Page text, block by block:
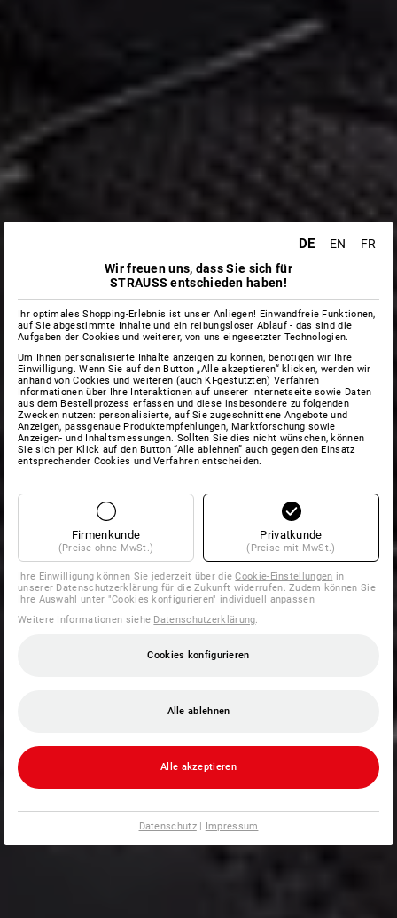
DE EN
FR
Wir freuen uns, dass Sie sich für
STRAUSS entschieden haben!
Ihr optimales Shopping-Erlebnis ist unser Anliegen! Einwandfreie Funktionen,
auf Sie abgestimmte Inhalte und ein reibungsloser Ablauf - das sind die
Aufgaben der Cookies und weiterer, von uns eingesetzter Technologien.
Um Ihnen personalisierte Inhalte anzeigen zu können, benötigen wir Ihre
Einwilligung. Wenn Sie auf den Button „Alle akzeptieren“ klicken, werden wir
anhand von Cookies und weiteren (auch KI-gestützten) Verfahren
Informationen über Ihre Interaktionen auf unserer Internetseite sowie Daten
aus dem Bestellprozess erfassen und diese insbesondere zu folgenden
Zwecken nutzen: personalisierte, auf Sie zugeschnittene Angebote und
Anzeigen, passgenaue Produktempfehlungen, Marktforschung sowie
Anzeigen- und Inhaltsmessungen. Sollten Sie dies nicht wünschen, können
Sie sich per Klick auf den Button “Alle ablehnen” auch gegen den Einsatz
entsprechender Cookies und Verfahren entscheiden.
Firmenkunde
(Preise ohne MwSt.)
Privatkunde
(Preise mit MwSt.)
Ihre Einwilligung können Sie jederzeit über dieCookie-Einstellungen in
unserer Datenschutzerklärung für die Zukunft widerrufen. Zudem können Sie
Ihre Auswahl unter "Cookies konfigurieren" individuell anpassen
Weitere Informationen siehe Datenschutzerklärung
Cookies konfigurieren
Alle ablehnen
Alle akzeptieren
Datenschutz| Impressum